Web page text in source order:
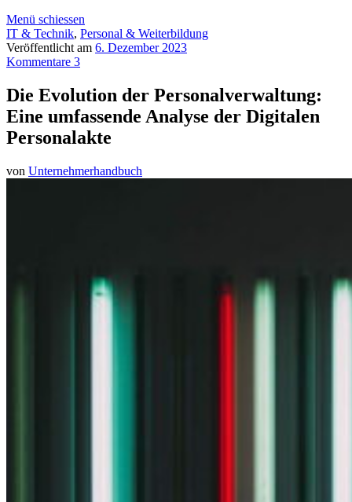
Menü schiessen
IT & Technik, Personal & Weiterbildung
Veröffentlicht am 6. Dezember 2023
Kommentare 3
Die Evolution der Personalverwaltung:
Eine umfassende Analyse der Digitalen
Personalakte
von Unternehmerhandbuch